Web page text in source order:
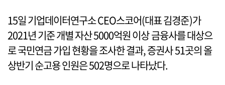
15일 기업데이터연구소 CEO스코어(대표 김경준)가
2021년 기준 개별 자산 5000억원 이상 금융사를 대상으
로 국민연금 가입 현황을 조사한 결과, 증권사 51곳의 올
상반기 순고용 인원은 502명으로 나타났다.